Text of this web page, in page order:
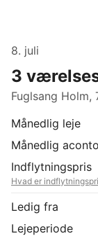
8. juli
3
Fuglsang Holm,
Månedlig leje
Månedlig aconto
Indflytningspris
Hvad er
Ledig fra
Lejeperiode